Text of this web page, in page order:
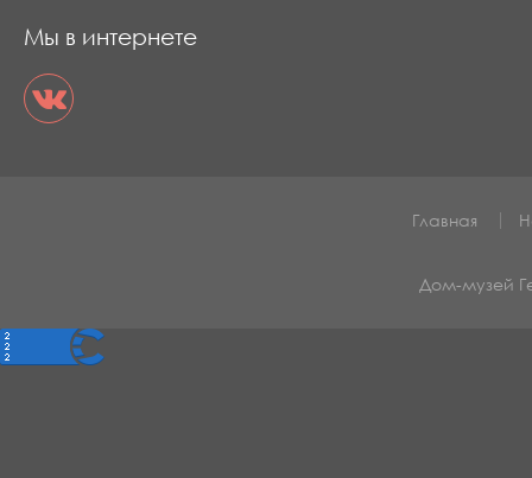
Мы в интернете
Главная
Дом-музей